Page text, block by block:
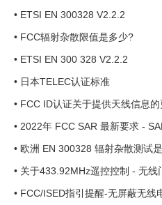
• ETSI EN 300328 V2.2.2
• FCC辐射杂散限值是多少?
• ETSI EN 300 328 V2.2.2
• 日本TELEC认证标准
• FCC ID认证关于提供天线信息的
• 2022年 FCC SAR 最新要求 -
• 欧洲 EN 300328 辐射杂散测试
• 关于433.92MHz遥控控制 - 无线
• FCC/ISED指引提醒-无屏蔽无线